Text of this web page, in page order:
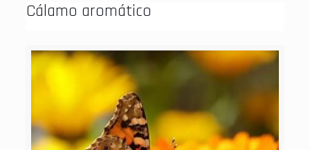
Cálamo aromático